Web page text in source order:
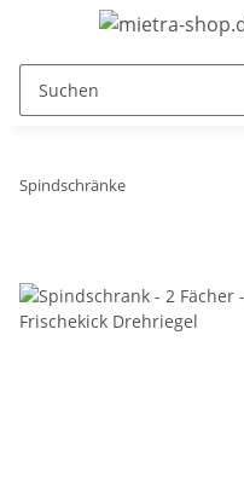
Spindschränke